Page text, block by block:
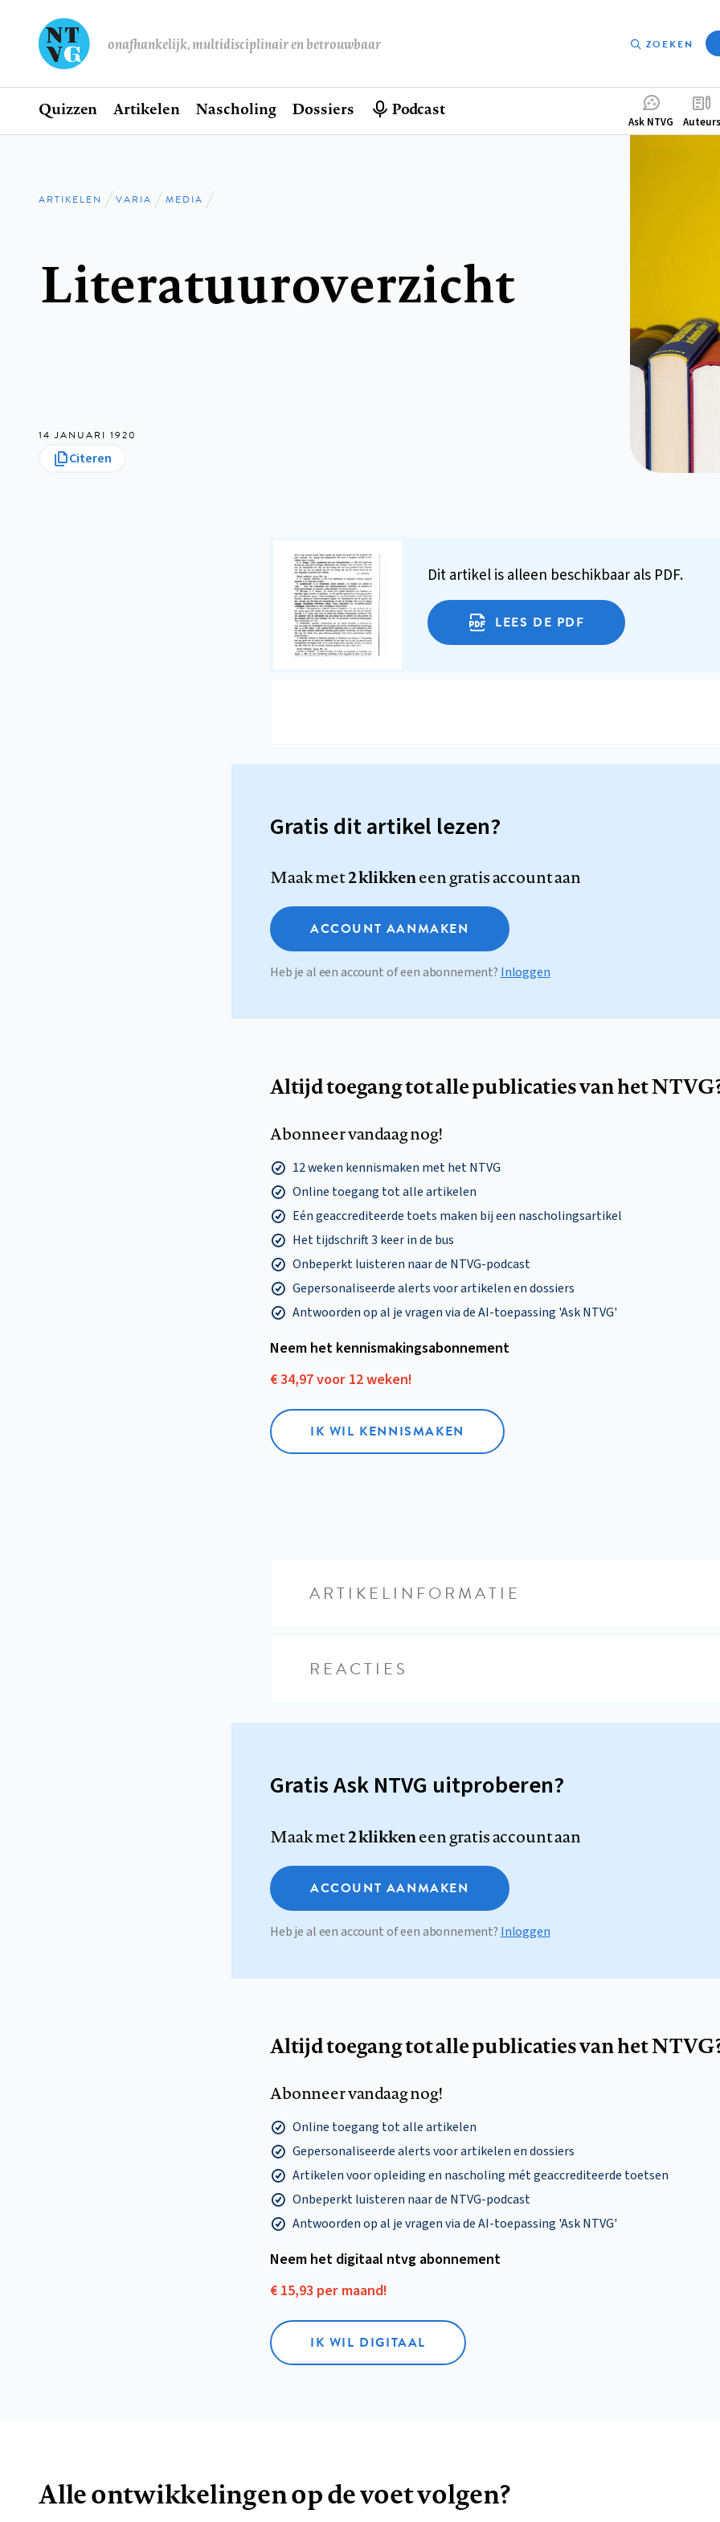
onafhankelijk, multidisciplinair en betrouwbaar ZOEKEN
Hoofdnavigatie
Home
Quizzen Artikelen Nascholing Dossiers Podcast
Ask NTVG Auteurs
Kruimelpad
ARTIKELEN VARIA MEDIA
Literatuuroverzicht
14 JANUARI 1920
Citeren
Dit artikel is alleen beschikbaar als PDF.
LEES DE PDF
Gratis dit artikel lezen?
Maak met2 klikkeneen gratis account aan
ACCOUNT AANMAKEN
Heb je al een account of een abonnement? Inloggen
Altijd toegang tot alle publicaties van het
Abonneer vandaag nog!
12 weken kennismaken met het NTVG
Online toegang tot alle artikelen
Eén geaccrediteerde toets maken bij een nascholingsartikel
Het tijdschrift 3 keer in de bus
Onbeperkt luisteren naar de NTVG-podcast
Gepersonaliseerde alerts voor artikelen en dossiers
Antwoorden op al je vragen via de AI-toepassing 'Ask NTVG'
Neem het kennismakings­abonnement
€ 34,97 voor 12 weken!
IK WIL KENNISMAKEN
ARTIKELINFORMATIE
REACTIES
Gratis Ask NTVG uitproberen?
Maak met2 klikkeneen gratis account aan
ACCOUNT AANMAKEN
Heb je al een account of een abonnement? Inloggen
Altijd toegang tot alle publicaties van het
Abonneer vandaag nog!
Online toegang tot alle artikelen
Gepersonaliseerde alerts voor artikelen en dossiers
Artikelen voor opleiding en nascholing mét geaccrediteerde toetsen
Onbeperkt luisteren naar de NTVG-podcast
Antwoorden op al je vragen via de AI-toepassing 'Ask NTVG'
Neem het digitaal ntvg abonnement
€ 15,93 per maand!
IK WIL DIGITAAL
Alle ontwikkelingen op de voet volgen?